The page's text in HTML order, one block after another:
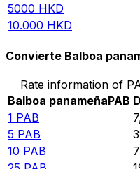
5000 HKD
10.000 HKD
Convierte Balboa
Rate information of
Balboa panameñaPAB
1 PAB
5 PAB
10 PAB